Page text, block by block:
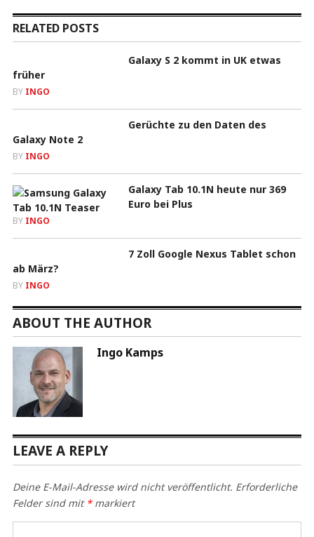
RELATED POSTS
Galaxy S 2 kommt in UK etwas
früher
BY INGO
Gerüchte zu den Daten des
Galaxy Note 2
BY INGO
Galaxy Tab 10.1N heute nur 369
Euro bei Plus
BY INGO
7 Zoll Google Nexus Tablet schon
ab März?
BY INGO
ABOUT THE AUTHOR
Ingo Kamps
LEAVE A REPLY
Deine E-Mail-Adresse wird nicht veröffentlicht. Erforderliche
Felder sind mit *markiert